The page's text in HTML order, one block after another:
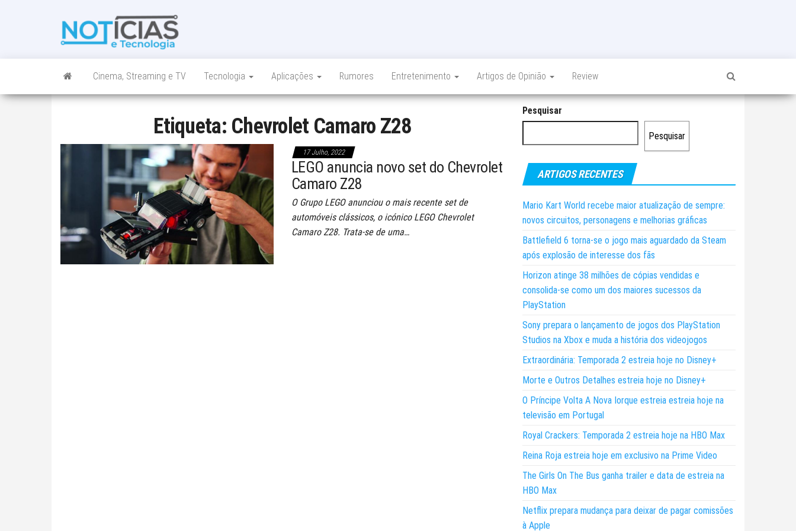
num só lugar
Cinema, Streaming e TV Tecnologia Aplicações Rumores Entretenimento Artigos de Opinião Review
Etiqueta: Chevrolet Camaro Z28
17 Julho, 2022
LEGO anuncia novo set do Chevrolet
Camaro Z28
O Grupo LEGO anunciou o mais recente set de
automóveis clássicos, o icónico LEGO Chevrolet
Camaro Z28. Trata-se de uma…
Pesquisar
Pesquisar
ARTIGOS RECENTES
Mario Kart World recebe maior atualização de sempre:
novos circuitos, personagens e melhorias gráficas
Battlefield 6 torna-se o jogo mais aguardado da Steam
após explosão de interesse dos fãs
Horizon atinge 38 milhões de cópias vendidas e
consolida-se como um dos maiores sucessos da
PlayStation
Sony prepara o lançamento de jogos dos PlayStation
Studios na Xbox e muda a história dos videojogos
Extraordinária: Temporada 2 estreia hoje no Disney+
Morte e Outros Detalhes estreia hoje no Disney+
O Príncipe Volta A Nova Iorque estreia estreia hoje na
televisão em Portugal
Royal Crackers: Temporada 2 estreia hoje na HBO Max
Reina Roja estreia hoje em exclusivo na Prime Video
The Girls On The Bus ganha trailer e data de estreia na
HBO Max
Netflix prepara mudança para deixar de pagar comissões
à Apple